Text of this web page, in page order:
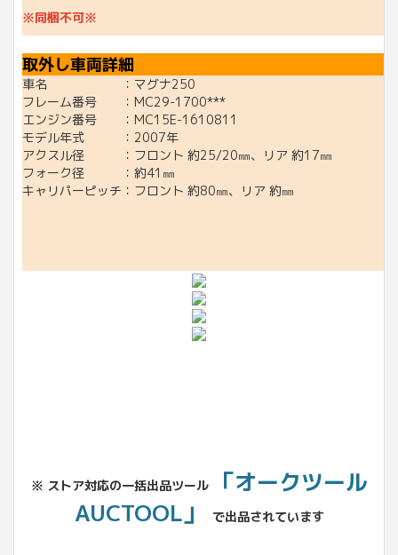
※同梱不可※
取外し車両詳細
車名 ：マグナ250
フレーム番号 ：MC29-1700***
エンジン番号 ：MC15E-1610811
モデル年式 ：2007年
アクスル径 ：フロント 約25/20㎜、リア 約17㎜
フォーク径 ：約41㎜
キャリパーピッチ：フロント 約80㎜、リア 約㎜
※ ストア対応の一括出品ツール
「オークツール
AUCTOOL」
で出品されています